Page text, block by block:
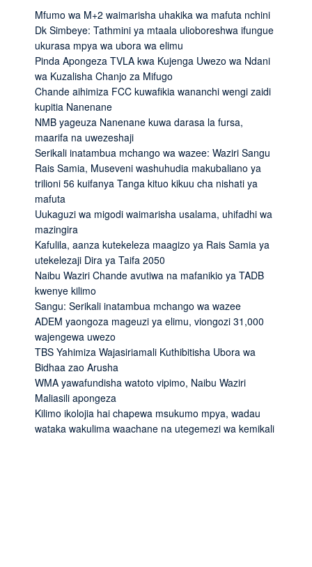
Mfumo wa M+2 waimarisha uhakika wa mafuta nchini
Dk Simbeye: Tathmini ya mtaala ulioboreshwa ifungue
ukurasa mpya wa ubora wa elimu
Pinda Apongeza TVLA kwa Kujenga Uwezo wa Ndani
wa Kuzalisha Chanjo za Mifugo
Chande aihimiza FCC kuwafikia wananchi wengi zaidi
kupitia Nanenane
NMB yageuza Nanenane kuwa darasa la fursa,
maarifa na uwezeshaji
Serikali inatambua mchango wa wazee: Waziri Sangu
Rais Samia, Museveni washuhudia makubaliano ya
trilioni 56 kuifanya Tanga kituo kikuu cha nishati ya
mafuta
Uukaguzi wa migodi waimarisha usalama, uhifadhi wa
mazingira
Kafulila, aanza kutekeleza maagizo ya Rais Samia ya
utekelezaji Dira ya Taifa 2050
Naibu Waziri Chande avutiwa na mafanikio ya TADB
kwenye kilimo
Sangu: Serikali inatambua mchango wa wazee
ADEM yaongoza mageuzi ya elimu, viongozi 31,000
wajengewa uwezo
TBS Yahimiza Wajasiriamali Kuthibitisha Ubora wa
Bidhaa zao Arusha
WMA yawafundisha watoto vipimo, Naibu Waziri
Maliasili apongeza
Kilimo ikolojia hai chapewa msukumo mpya, wadau
wataka wakulima waachane na utegemezi wa kemikali